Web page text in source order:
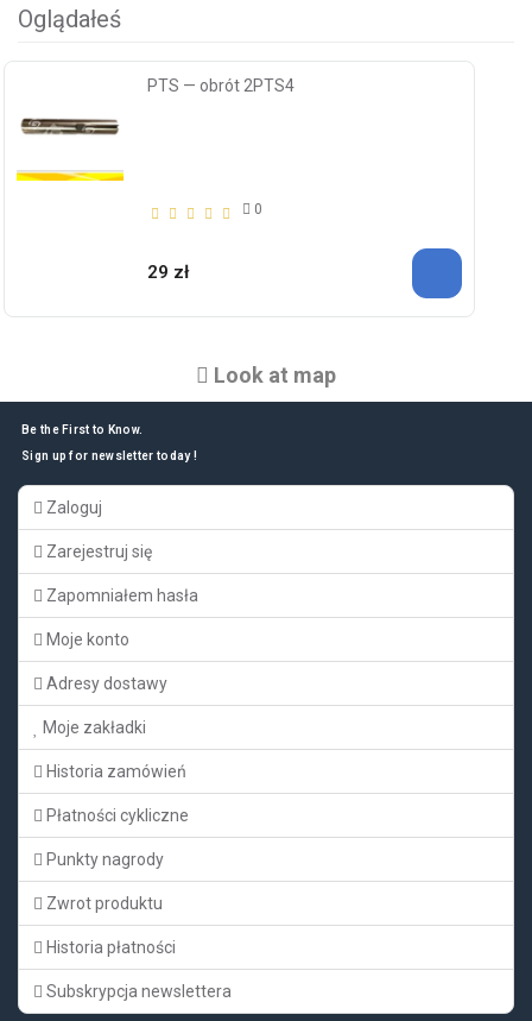
Oglądałeś
PTS — obrót 2PTS4
0
29 zł
Look at map
Be the First to Know.
Sign up for newsletter today !
Zaloguj
Zarejestruj się
Zapomniałem hasła
Moje konto
Adresy dostawy
Moje zakładki
Historia zamówień
Płatności cykliczne
Punkty nagrody
Zwrot produktu
Historia płatności
Subskrypcja newslettera